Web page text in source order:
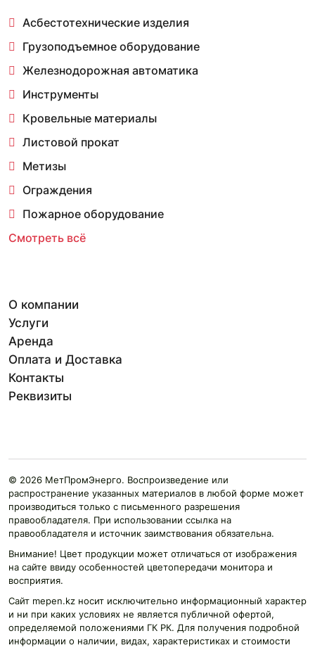
Асбестотехнические изделия
Грузоподъемное оборудование
Железнодорожная автоматика
Инструменты
Кровельные материалы
Листовой прокат
Метизы
Ограждения
Пожарное оборудование
Смотреть всё
О компании
Услуги
Аренда
Оплата и Доставка
Контакты
Реквизиты
© 2026 МетПромЭнерго. Воспроизведение или
распространение указанных материалов в любой форме может
производиться только с письменного разрешения
правообладателя. При использовании ссылка на
правообладателя и источник заимствования обязательна.
Внимание! Цвет продукции может отличаться от изображения
на сайте ввиду особенностей цветопередачи монитора и
восприятия.
Сайт mepen.kz носит исключительно информационный характер
и ни при каких условиях не является публичной офертой,
определяемой положениями ГК РК. Для получения подробной
информации о наличии, видах, характеристиках и стоимости